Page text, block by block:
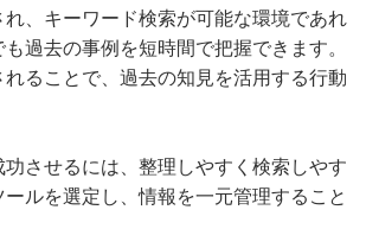
れ、キーワード検索が可能な環境であれ
過去の事例を短時間で把握できます。
ることで、過去の知見を活用する行動
功させるには、整理しやすく検索しやす
ルを選定し、情報を一元管理すること